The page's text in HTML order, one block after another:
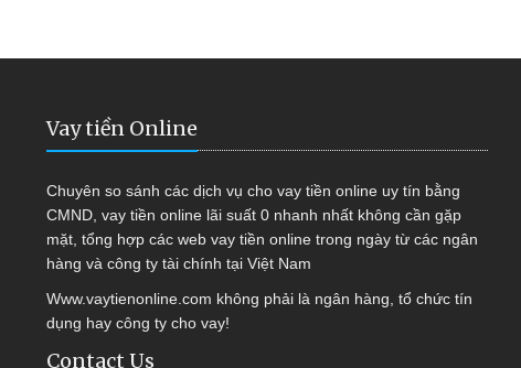
Vay tiền Online
Chuyên so sánh các dịch vụ cho vay tiền online uy tín bằng
CMND, vay tiền online lãi suất 0 nhanh nhất không cần gặp
mặt, tổng hợp các web vay tiền online trong ngày từ các ngân
hàng và công ty tài chính tại Việt Nam
Www.vaytienonline.com không phải là ngân hàng, tổ chức tín
dụng hay công ty cho vay!
Contact Us